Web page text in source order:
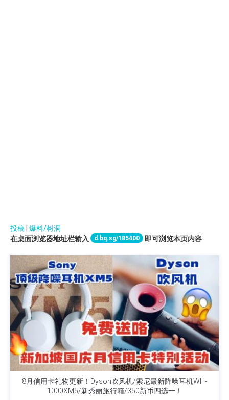
投稿 爆料/树洞
在桌面浏览器地址栏输入
d.bq.sg/185400 即可浏览本页内容
8月信用卡礼物更新！Dyson吹风机/索尼最新降噪耳机WH-
1000XM5/新秀丽旅行箱/350新币四选一！